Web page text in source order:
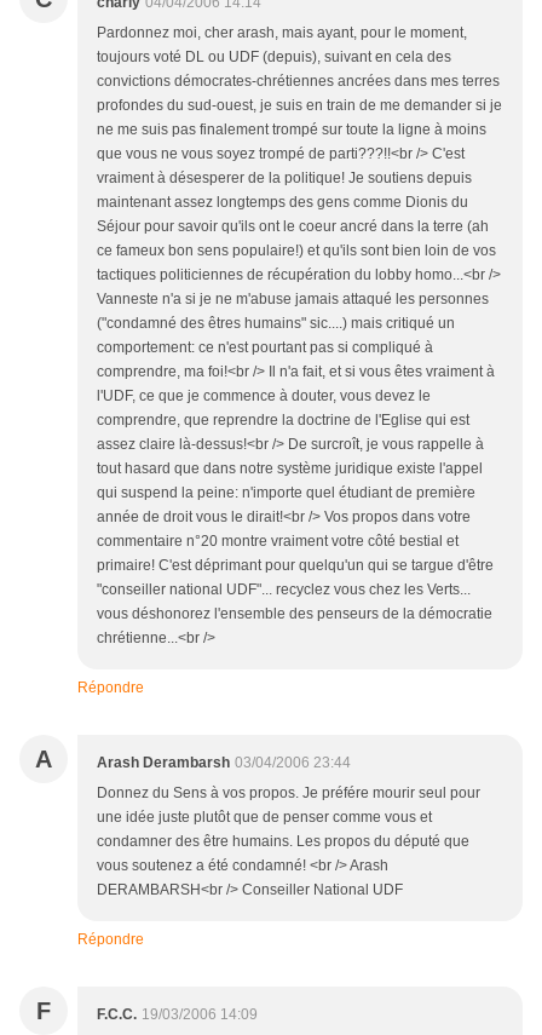
Pardonnez moi, cher arash, mais ayant, pour le moment,
toujours voté DL ou UDF (depuis), suivant en cela des
convictions démocrates-chrétiennes ancrées dans mes terres
profondes du sud-ouest, je suis en train de me demander si je
ne me suis pas finalement trompé sur toute la ligne à moins
que vous ne vous soyez trompé de parti???!!<br /> C'est
vraiment à désesperer de la politique! Je soutiens depuis
maintenant assez longtemps des gens comme Dionis du
Séjour pour savoir qu'ils ont le coeur ancré dans la terre (ah
ce fameux bon sens populaire!) et qu'ils sont bien loin de vos
tactiques politiciennes de récupération du lobby homo...<br />
Vanneste n'a si je ne m'abuse jamais attaqué les personnes
("condamné des êtres humains" sic....) mais critiqué un
comportement: ce n'est pourtant pas si compliqué à
comprendre, ma foi!<br /> Il n'a fait, et si vous êtes vraiment à
l'UDF, ce que je commence à douter, vous devez le
comprendre, que reprendre la doctrine de l'Eglise qui est
assez claire là-dessus!<br /> De surcroît, je vous rappelle à
tout hasard que dans notre système juridique existe l'appel
qui suspend la peine: n'importe quel étudiant de première
année de droit vous le dirait!<br /> Vos propos dans votre
commentaire n°20 montre vraiment votre côté bestial et
primaire! C'est déprimant pour quelqu'un qui se targue d'être
"conseiller national UDF"... recyclez vous chez les Verts...
vous déshonorez l'ensemble des penseurs de la démocratie
chrétienne...<br />
Répondre
A Arash Derambarsh 03/04/2006 23:44
Donnez du Sens à vos propos. Je préfére mourir seul pour
une idée juste plutôt que de penser comme vous et
condamner des être humains. Les propos du député que
vous soutenez a été condamné! <br /> Arash
DERAMBARSH<br /> Conseiller National UDF
Répondre
F F.C.C. 19/03/2006 14:09